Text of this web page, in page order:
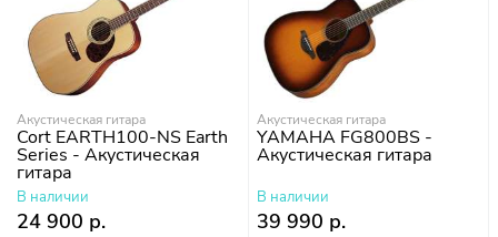
Акустическая гитара
Cort EARTH100-NS Earth
Series - Акустическая
гитара
В наличии
24 900 р.
Акустическая гитара
YAMAHA FG800BS -
Акустическая гитара
В наличии
39 990 р.